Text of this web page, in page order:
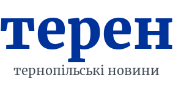
терен
тернопільські новини